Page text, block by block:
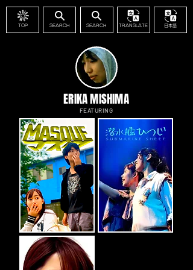
TOP SEARCH SEARCH TRANSLATE 日本語
ERIKA MISHIMA
FEATURING